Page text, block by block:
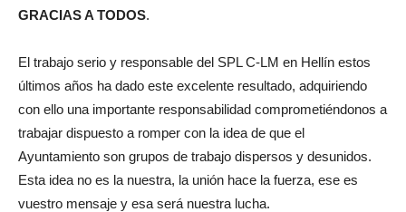
GRACIAS A TODOS.
El trabajo serio y responsable del SPL C-LM en Hellín estos
últimos años ha dado este excelente resultado, adquiriendo
con ello una importante responsabilidad comprometiéndonos a
trabajar dispuesto a romper con la idea de que el
Ayuntamiento son grupos de trabajo dispersos y desunidos.
Esta idea no es la nuestra, la unión hace la fuerza, ese es
vuestro mensaje y esa será nuestra lucha.